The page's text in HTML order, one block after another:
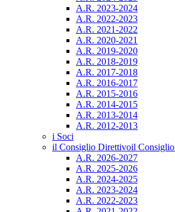
A.R. 2023-2024
A.R. 2022-2023
A.R. 2021-2022
A.R. 2020-2021
A.R. 2019-2020
A.R. 2018-2019
A.R. 2017-2018
A.R. 2016-2017
A.R. 2015-2016
A.R. 2014-2015
A.R. 2013-2014
A.R. 2012-2013
i Soci
il Consiglio Direttivoil
A.R. 2026-2027
A.R. 2025-2026
A.R. 2024-2025
A.R. 2023-2024
A.R. 2022-2023